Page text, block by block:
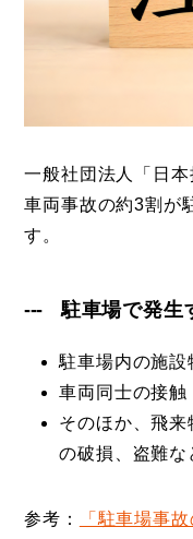
一般社団法人「日本
車両事故の約3割が
す。
駐車場で発生
駐車場内の施設
車両同士の接触
そのほか、飛
の破損、盗難な
参考： 「駐車場事